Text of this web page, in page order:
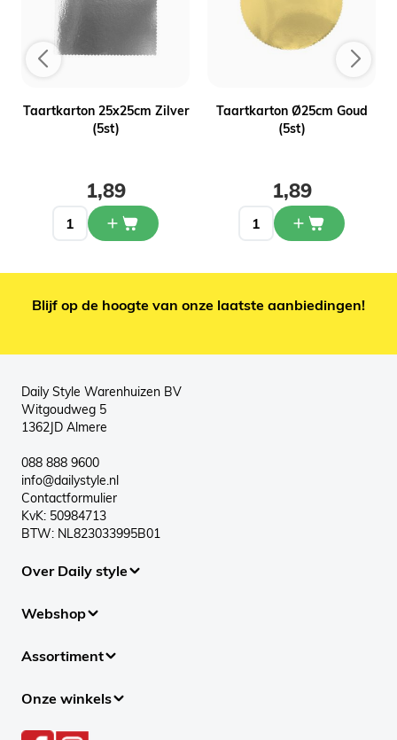
Taartkarton 25x25cm Zilver
(5st)
1,89
Taartkarton Ø25cm Goud
(5st)
1,89
Blijf op de hoogte van onze laatste aanbiedingen!
Daily Style Warenhuizen BV
Witgoudweg 5
1362JD Almere
088 888 9600
info@dailystyle.nl
Contactformulier
KvK: 50984713
BTW: NL823033995B01
Over Daily style
Webshop
Assortiment
Onze winkels